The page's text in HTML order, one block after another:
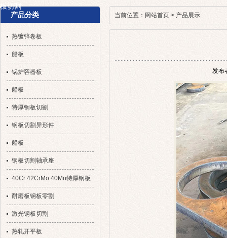
板切割
当前位置： 网站首页 > 产品展示
发布
产品分类
热镀锌卷板
船板
锅炉容器板
船板
特厚钢板切割
钢板切割异形件
船板
钢板切割轴承座
40Cr 42CrMo 40Mn特厚钢板
耐磨板钢板零割
激光钢板切割
热轧开平板